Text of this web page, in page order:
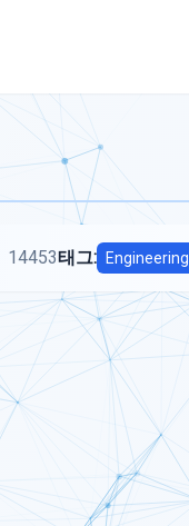
14453태그: Engineering